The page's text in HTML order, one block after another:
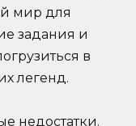
мир для
задания и
в
легенд.
недостатки.